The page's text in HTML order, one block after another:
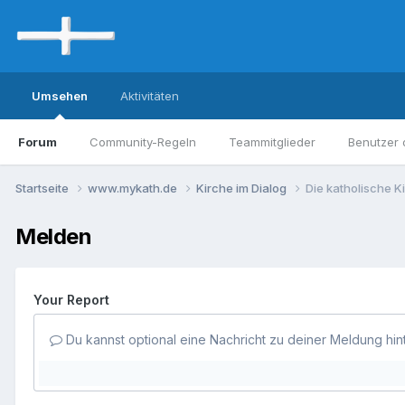
Umsehen
Forum Community-Regeln Teammitglieder Benutzer
Aktivitäten
Startseite www.mykath.de Kirche im Dialog Die katholische
Melden
Your Report
Du kannst optional eine Nachricht zu deiner Meldung